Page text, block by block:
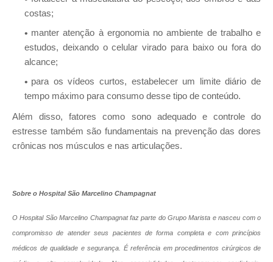
costas;
manter atenção à ergonomia no ambiente de trabalho e
estudos, deixando o celular virado para baixo ou fora do
alcance;
para os vídeos curtos, estabelecer um limite diário de
tempo máximo para consumo desse tipo de conteúdo.
Além disso, fatores como sono adequado e controle do
estresse também são fundamentais na prevenção das dores
crônicas nos músculos e nas articulações.
Sobre o Hospital São Marcelino Champagnat
O Hospital São Marcelino Champagnat faz parte do Grupo Marista e nasceu com o
compromisso de atender seus pacientes de forma completa e com princípios
médicos de qualidade e segurança. É referência em procedimentos cirúrgicos de